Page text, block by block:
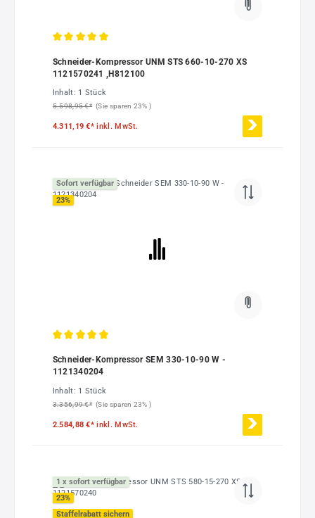
Schneider-Kompressor UNM STS 660-10-270 XS
1121570241 ,H812100
Inhalt: 1 Stück
5.598,95 €* (Sie sparen 23% )
4.311,19 €*inkl. MwSt.
Sofort verfügbar
23%
Schneider-Kompressor SEM 330-10-90 W -
1121340204
Inhalt: 1 Stück
3.356,99 €* (Sie sparen 23% )
2.584,88 €*inkl. MwSt.
1 x sofort verfügbar
23%
Staffelrabatt sichern